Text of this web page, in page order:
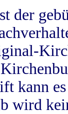
der
kann
wird